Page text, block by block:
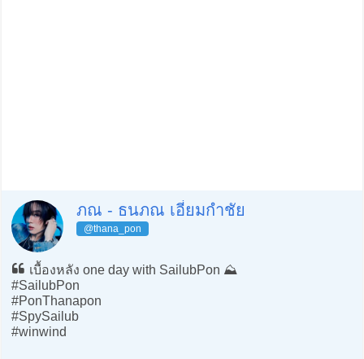
ภณ - ธนภณ เอี่ยมกำชัย
@thana_pon
เบื้องหลัง one day with SailubPon ⛰️
#SailubPon
#PonThanapon
#SpySailub
#winwind